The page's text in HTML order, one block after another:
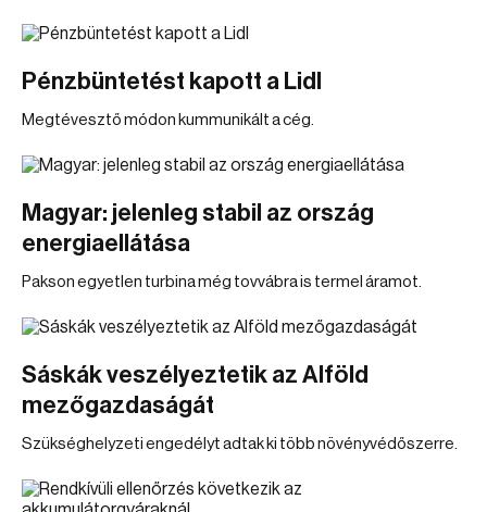
Pénzbüntetést kapott a Lidl
Megtévesztő módon kummunikált a cég.
Magyar: jelenleg stabil az ország
energiaellátása
Pakson egyetlen turbina még tovvábra is termel áramot.
Sáskák veszélyeztetik az Alföld
mezőgazdaságát
Szükséghelyzeti engedélyt adtak ki több növényvédőszerre.